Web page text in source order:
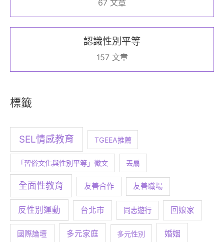
67 文章
認識性別平等
157 文章
標籤
SEL情感教育 TGEEA推薦
「習俗文化與性別平等」徵文 丟扇
全面性教育 友善合作 友善職場
反性別運動 台北市 同志遊行 回娘家
國際論壇 多元家庭 多元性別 婚姻